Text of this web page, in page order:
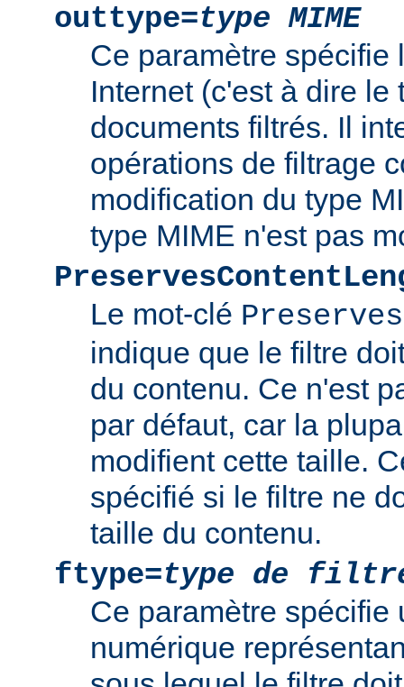
outtype=type MIME
Ce paramètre spécifie
Internet (c'est à dire le
documents filtrés. Il
opérations de filtrage
modification du type
type MIME n'est pas
Le mot-clé
indique que le filtre
du contenu. Ce n'est
par défaut, car la
modifient cette taille.
spécifié si le filtre ne
taille du contenu.
ftype=type de
Ce paramètre spécifie
numérique